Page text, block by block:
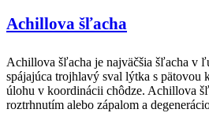
Achillova šľacha
Achillova šľacha je najväčšia šľacha v
spájajúca trojhlavý sval lýtka s pätovou
úlohu v koordinácii chôdze. Achillova
roztrhnutím alebo zápalom a